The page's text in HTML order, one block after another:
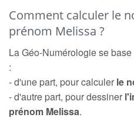
Comment calculer le
prénom Melissa ?
La Géo-Numérologie se
:
- d'une part, pour calculer le
- d'autre part, pour dessiner
prénom Melissa.